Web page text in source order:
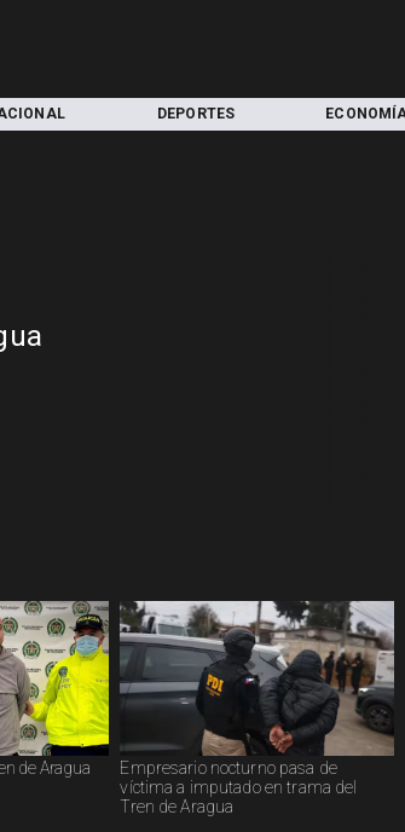
DEPORTES
de Aragua
Empresario nocturno pasa de
víctima a imputado en trama del
Tren de Aragua